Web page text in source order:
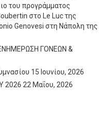
του προγράμματος
στο Le Luc της
Genovesi στη Νάπολη της
ΓΟΝΕΩΝ &
15 Ιουνίου, 2026
2026 22 Μαΐου, 2026